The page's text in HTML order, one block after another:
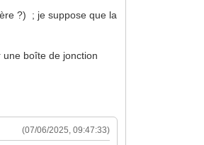
?) ; je suppose que la
une boîte de jonction
(07/06/2025, 09:47:33)